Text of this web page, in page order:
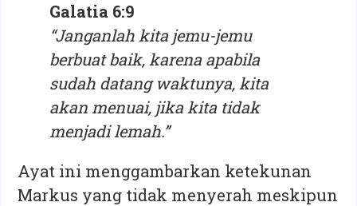
Galatia 6:9
“Janganlah kita jemu-jemu
berbuat baik, karena apabila
sudah datang waktunya, kita
akan menuai, jika kita tidak
menjadi lemah.”
Ayat ini menggambarkan ketekunan
Markus yang tidak menyerah meskipun